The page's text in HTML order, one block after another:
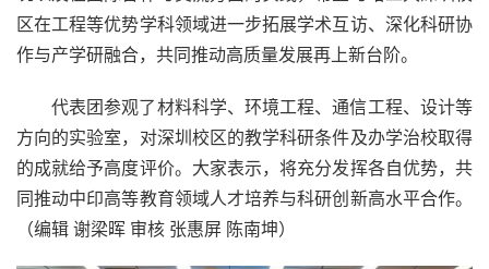
区在工程等优势学科领域进一步拓展学术互访、深化科研协
作与产学研融合，共同推动高质量发展再上新台阶。
代表团参观了材料科学、环境工程、通信工程、设计等
方向的实验室，对深圳校区的教学科研条件及办学治校取得
的成就给予高度评价。大家表示，将充分发挥各自优势，共
同推动中印高等教育领域人才培养与科研创新高水平合作。
（编辑 谢梁晖 审核 张惠屏 陈南坤）